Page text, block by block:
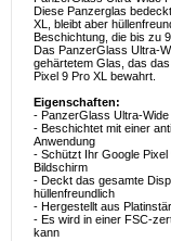
Diese Panzerglas
XL, bleibt aber
Beschichtung, die bis zu
Das PanzerGlass Ultra-
gehärtetem Glas, das
Pixel 9 Pro XL bewahrt.
Eigenschaften:
- PanzerGlass Ultra-Wide
- Beschichtet mit einer
Anwendung
- Schützt Ihr Google
Bildschirm
- Deckt das gesamte
hüllenfreundlich
- Hergestellt aus
- Es wird in einer FSC-
kann